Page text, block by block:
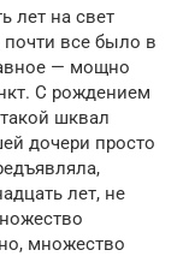
лет на свет
все было в
— мощно
С рождением
шквал
дочери просто
лет, не
множество